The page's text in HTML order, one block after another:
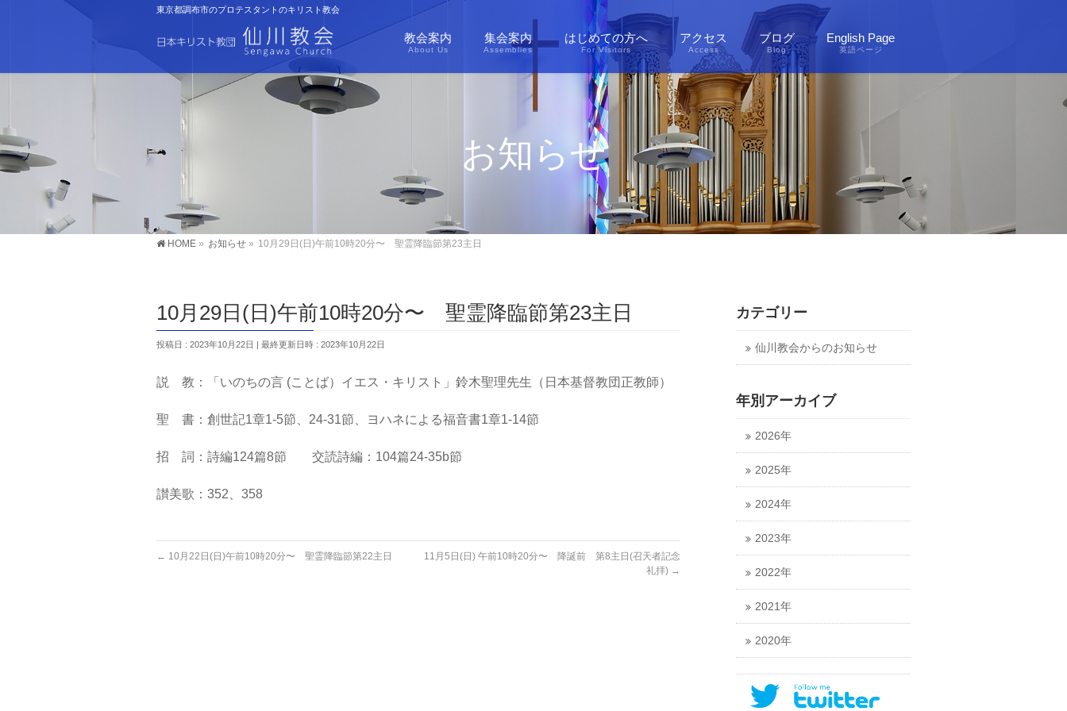
東京都調布市のプロテスタントのキリスト教会
教会案内
About Us
集会案内
Assemblies
はじめての方へ
For Visitors
アクセス
Access
ブログ
Blog
English Page
英語ページ
お知らせ
HOME » お知らせ » 10月29日(日)午前10時20分〜 聖霊降臨節第23主日
10月29日(日)午前10時20分〜 聖霊降臨節第23主日
投稿日 : 2023年10月22日 最終更新日時 : 2023年10月22日
説 教：「いのちの言 (ことば）イエス・キリスト」鈴木聖理先生（日本基督教団正教師）
聖 書：創世記1章1-5節、24-31節、ヨハネによる福音書1章1-14節
招 詞：詩編124篇8節 交読詩編：104篇24-35b節
讃美歌：352、358
← 10月22日(日)午前10時20分〜 聖霊降臨節第22主日
11月5日(日) 午前10時20分〜 降誕前 第8主日(召天者記念
礼拝) →
カテゴリー
仙川教会からのお知らせ
年別アーカイブ
2026年
2025年
2024年
2023年
2022年
2021年
2020年